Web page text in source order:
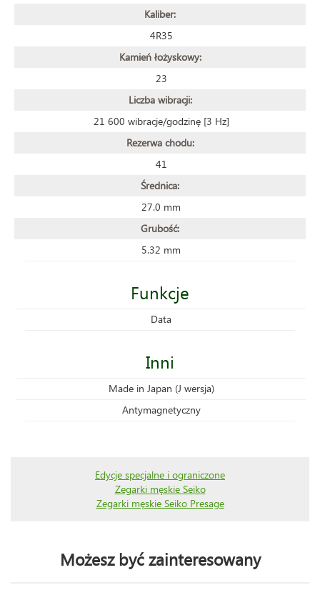
Kaliber:
4R35
Kamień łożyskowy:
23
Liczba wibracji:
21 600 wibracje/godzinę [3 Hz]
Rezerwa chodu:
41
Średnica:
27.0 mm
Grubość:
5.32 mm
Funkcje
Data
Inni
Made in Japan (J wersja)
Antymagnetyczny
Edycje specjalne i ograniczone
Zegarki męskie Seiko
Zegarki męskie Seiko Presage
Możesz być zainteresowany